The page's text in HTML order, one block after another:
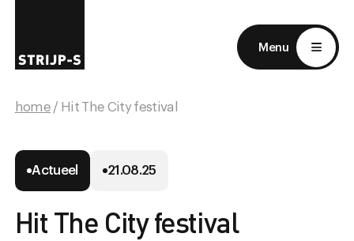
Menu
home / Hit The City festival
Actueel 21.08.25
Hit The City festival